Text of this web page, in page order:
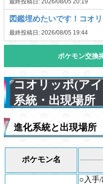
コオリッポ(ア
系統・出現場所
進化系統と出現場所
ポケモン名
○入手